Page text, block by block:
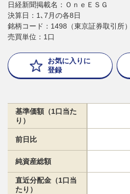
日経新聞掲載名：ＯｎｅＥＳＧ
決算日：1､7月の各8日
銘柄コード：1498（東京証券取引所）
売買単位：1口
お気に入りに
登録
基準価額（1口当た
り）
前日比
純資産総額
直近分配金（1口当
たり）